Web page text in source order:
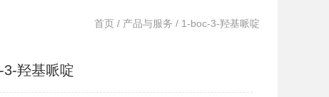
首页 / 产品与服务 / 1-boc-3-羟基哌啶
3-羟基哌啶